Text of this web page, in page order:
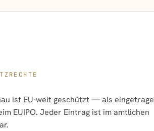
ist EU-weit geschützt — als
EUIPO. Jeder Eintrag ist im amtlichen